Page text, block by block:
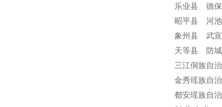
乐业县 德
昭平县 河
象州县 武
天等县 防
三江侗族自
金秀瑶族自
都安瑶族自